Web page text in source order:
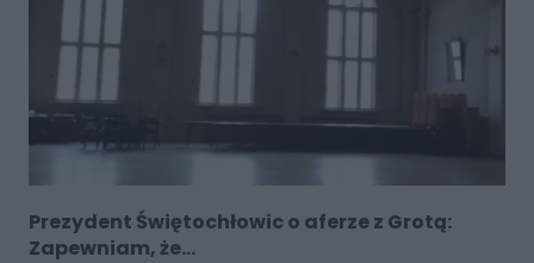
Prezydent Świętochłowic o aferze z Grotą:
Zapewniam, że...